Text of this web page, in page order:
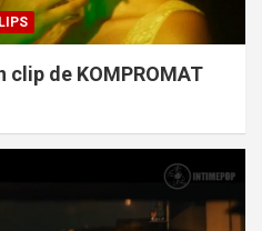
clip de KOMPROMAT